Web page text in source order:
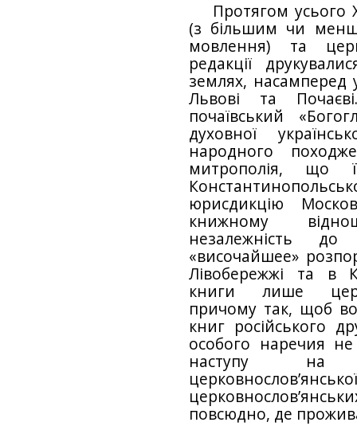
Протягом усього
(з більшим чи
мовлення) та
редакції
землях, насамперед
Львові та
почаївський
духовної
народного
митрополія, що
юрисдикцію
книжному
незалежність
«височайшее»
Лівобережжі та в
книги лише
причому так, щоб
книг російського
особого наречия
наступу на
повсюдно, де